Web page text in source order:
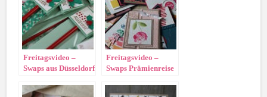
Freitagsvideo –
Swaps aus Düsseldorf
Freitagsvideo –
Swaps Prämienreise